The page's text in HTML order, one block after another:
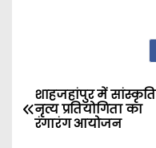
P
o
शाहजहांपुर में
नृत्य प्रतियोगिता का
रंगारंग आयोजन